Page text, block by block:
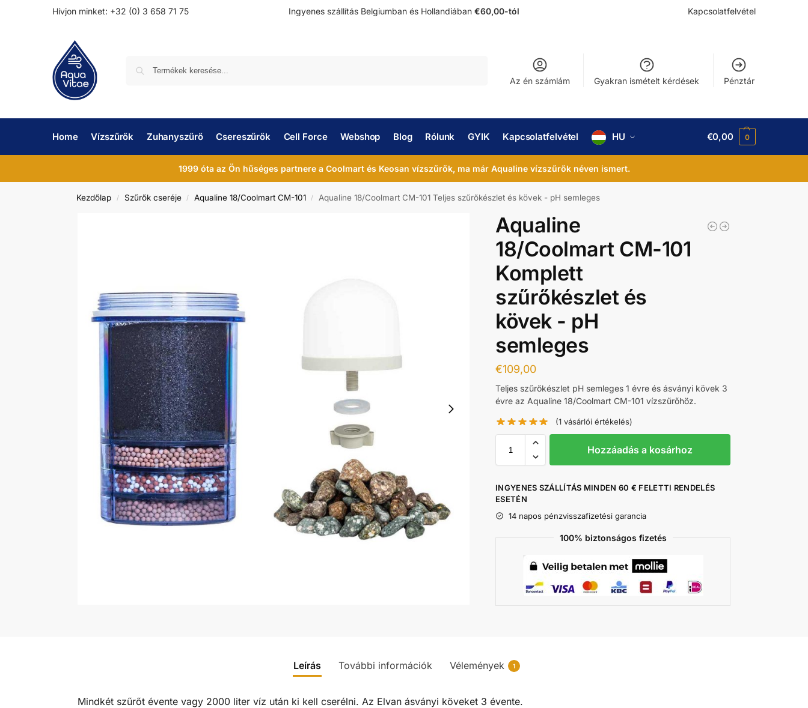
Hívjon minket: +32 (0) 3 658 71 75 Ingyenes szállítás Belgiumban és Hollandiában €60,00-tól Kapcsolatfelvétel
Az én számlám Gyakran ismételt kérdések Pénztár
Home Vízszűrők Zuhanyszűrő Csereszűrők Cell Force Webshop Blog Rólunk GYIK Kapcsolatfelvétel HU €0,00 0
1999 óta az Ön hűséges partnere a Coolmart és Keosan vízszűrők, ma már Aqualine vízszűrők néven ismert.
Kezdőlap / Szűrők cseréje / Aqualine 18/Coolmart CM-101 / Aqualine 18/Coolmart CM-101 Teljes szűrőkészlet és kövek - pH semleges
Aqualine
18/Coolmart CM-101
Komplett
szűrőkészlet és
kövek - pH
semleges
€109,00
Teljes szűrőkészlet pH semleges 1 évre és ásványi kövek 3
évre az Aqualine 18/Coolmart CM-101 vízszűrőhöz.
(1vásárlói értékelés)
Hozzáadás a kosárhoz
INGYENES SZÁLLÍTÁS MINDEN 60 € FELETTI RENDELÉS
ESETÉN
14 napos pénzvisszafizetési garancia
100% biztonságos fizetés
Leírás További információk Vélemények 1
Mindkét szűrőt évente vagy 2000 liter víz után ki kell cserélni. Az Elvan ásványi köveket 3 évente.